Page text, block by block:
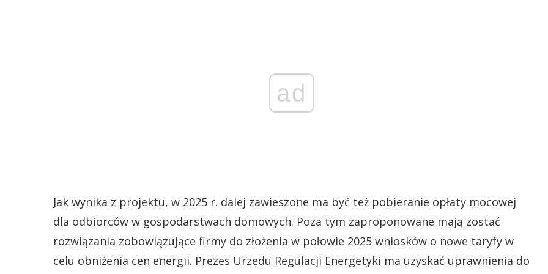
ad
Jak wynika z projektu, w 2025 r. dalej zawieszone ma być też pobieranie opłaty mocowej
dla odbiorców w gospodarstwach domowych. Poza tym zaproponowane mają zostać
rozwiązania zobowiązujące firmy do złożenia w połowie 2025 wniosków o nowe taryfy w
celu obniżenia cen energii. Prezes Urzędu Regulacji Energetyki ma uzyskać uprawnienia do